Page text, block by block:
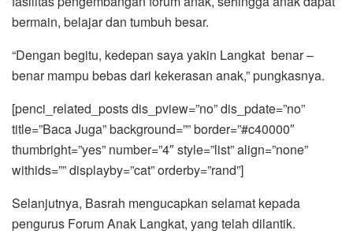
bermain, belajar dan tumbuh besar.
“Dengan begitu, kedepan saya yakin Langkat benar –
benar mampu bebas dari kekerasan anak,” pungkasnya.
[penci_related_posts dis_pview=”no” dis_pdate=”no”
title=”Baca Juga” background=”” border=”#c40000″
thumbright=”yes” number=”4″ style=”list” align=”none”
withids=”” displayby=”cat” orderby=”rand”]
Selanjutnya, Basrah mengucapkan selamat kepada
pengurus Forum Anak Langkat, yang telah dilantik.